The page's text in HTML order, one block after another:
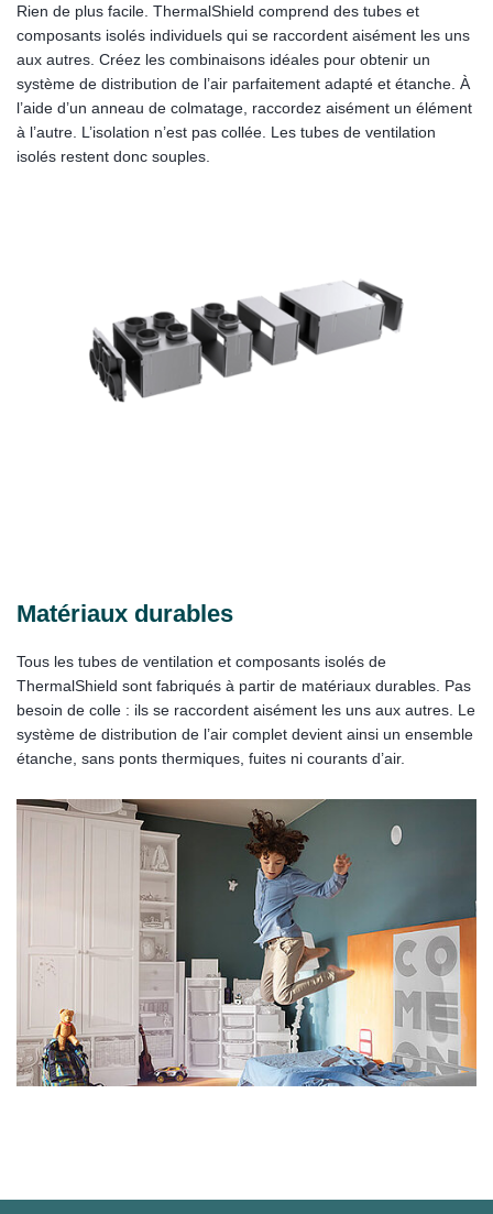
Rien de plus facile. ThermalShield comprend des tubes et
composants isolés individuels qui se raccordent aisément les uns
aux autres. Créez les combinaisons idéales pour obtenir un
système de distribution de l’air parfaitement adapté et étanche. À
l’aide d’un anneau de colmatage, raccordez aisément un élément
à l’autre. L’isolation n’est pas collée. Les tubes de ventilation
isolés restent donc souples.
Matériaux durables
Tous les tubes de ventilation et composants isolés de
ThermalShield sont fabriqués à partir de matériaux durables. Pas
besoin de colle : ils se raccordent aisément les uns aux autres. Le
système de distribution de l’air complet devient ainsi un ensemble
étanche, sans ponts thermiques, fuites ni courants d’air.